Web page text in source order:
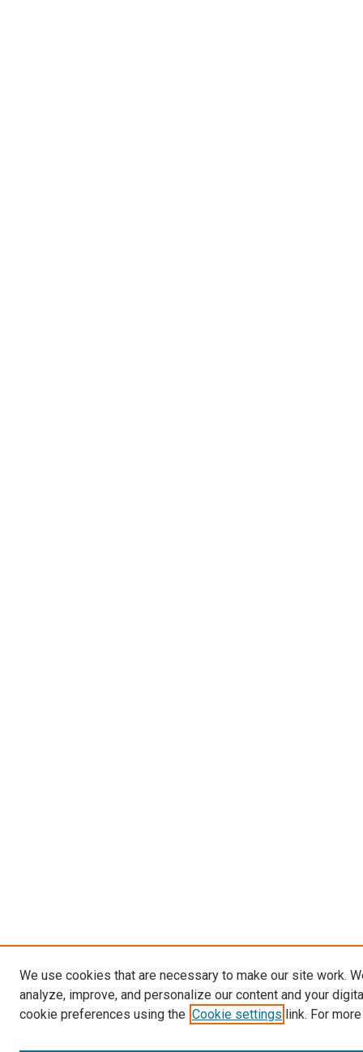
We use cookies that are necessary to make our site work.
analyze, improve, and personalize our content and your
cookie preferences using the Cookie settings link. For